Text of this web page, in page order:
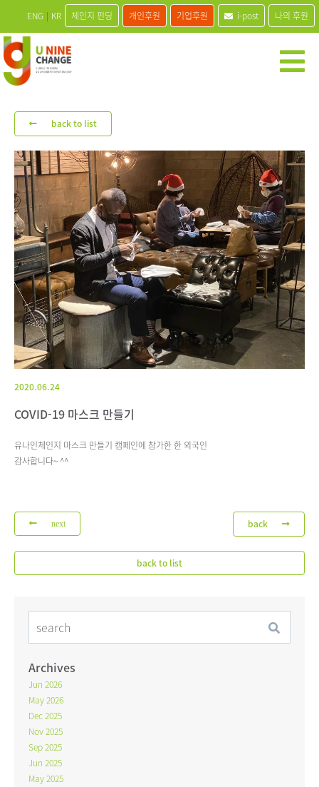
ENG | KR 체인지 펀딩 개인후원 기업후원 i-post 나의 후원
back to list
2020.06.24
COVID-19 마스크 만들기
유나인체인지 마스크 만들기 캠페인에 참가한 한 외국인
감사합니다~ ^^
back
next
back to list
Archives
Jun 2026
May 2026
Dec 2025
Nov 2025
Sep 2025
Jun 2025
May 2025